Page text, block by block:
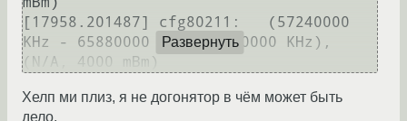
[17958.201487] cfg80211:   (57240000
KHz - 65880000 KHz @ 2160000 KHz),
Развернуть
Хелп ми плиз, я не догонятор в чём может быть
дело.